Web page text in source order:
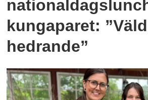
kungaparet:
hedrande”